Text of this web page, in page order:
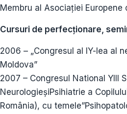
Membru al Asociației Europene
Cursuri de perfecționare,
2006 – „Congresul al IY-lea al
Moldova”
2007 – Congresul National YIII
NeurologieșiPsihiatrie a
România), cu